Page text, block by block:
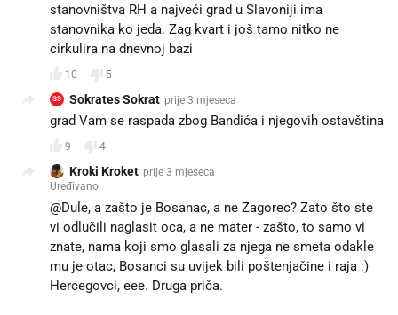
stanovništva RH a najveći grad u Slavoniji ima
stanovnika ko jeda. Zag kvart i još tamo nitko ne
cirkulira na dnevnoj bazi
10 5
SS Sokrates Sokrat prije 3 mjeseca
grad Vam se raspada zbog Bandića i njegovih ostavština
9 4
Kroki Kroket prije 3 mjeseca
Uređivano
@Dule, a zašto je Bosanac, a ne Zagorec? Zato što ste
vi odlučili naglasit oca, a ne mater - zašto, to samo vi
znate, nama koji smo glasali za njega ne smeta odakle
mu je otac, Bosanci su uvijek bili poštenjačine i raja :)
Hercegovci, eee. Druga priča.